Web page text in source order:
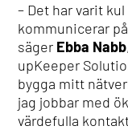
– Det har varit
kommunicerar
säger Ebba Nabb
upKeeper
bygga mitt
jag jobbar med
värdefulla